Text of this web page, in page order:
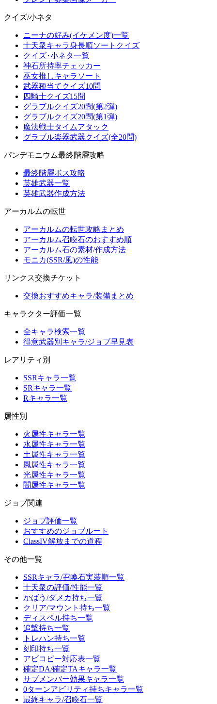
クイズ/小ネタ
ニーナの好み(イケメン度)一覧
十天衆キャラ身長順ソートクイズ
クイズ･小ネタ一覧
神石所持率チェッカー
巫女推しキャラソート
武器種当てクイズ10問
四騎士クイズ15問
グラブルクイズ20問(第2弾)
グラブルクイズ20問(第1弾)
魔法戦士タイムアタック
グラブル楽器武器クイズ(全20問)
パンデモニウム最終階層攻略
最終階層ボス攻略
英雄武器一覧
英雄武器作成方法
アーカルムの転世
アーカルムの転世攻略まとめ
アーカルム召喚石のおすすめ順
アーカルム石の素材/作成方法
モニカ(SSR/風)の性能
リンクス交換チケット
交換おすすめキャラ/装備まとめ
キャラクター評価一覧
全キャラ検索一覧
得意武器別キャラ/ジョブ早見表
レアリティ別
SSRキャラ一覧
SRキャラ一覧
Rキャラ一覧
属性別
火属性キャラ一覧
水属性キャラ一覧
土属性キャラ一覧
風属性キャラ一覧
光属性キャラ一覧
闇属性キャラ一覧
ジョブ関連
ジョブ評価一覧
おすすめのジョブルート
ClassIV解放までの道程
その他一覧
SSRキャラ/召喚石実装順一覧
十天衆の評価/性能一覧
かばう/ダメカ持ち一覧
クリア/マウント持ち一覧
ディスペル持ち一覧
追撃持ち一覧
トレハン持ち一覧
刻印持ち一覧
アビコピー対応表一覧
確定DA/確定TAキャラ一覧
サブメンバー効果キャラ一覧
0ターンアビリティ持ちキャラ一覧
最終キャラ/召喚石一覧